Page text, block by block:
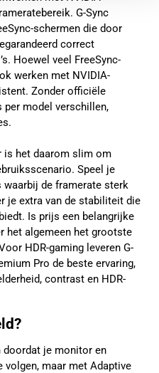
G-Sync
schermen die door
correct
Hoewel veel FreeSync-
werken met NVIDIA-
Zonder officiële
model verschillen,
is het daarom slim om
Speel je
de framerate sterk
je extra van de stabiliteit die
Is prijs een belangrijke
het algemeen het grootste
HDR-gaming leveren G-
Pro de beste ervaring,
contrast en HDR-
doordat je monitor en
maar met Adaptive